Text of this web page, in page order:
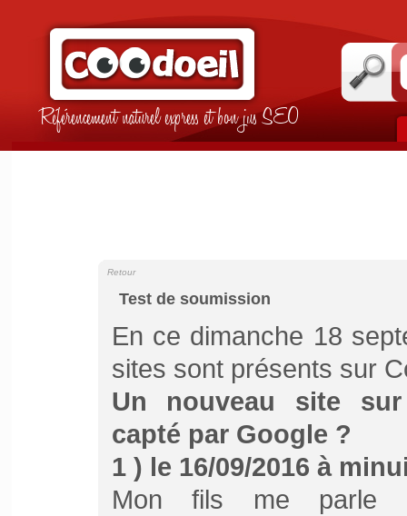
Référencement naturel express et bon jus SEO
Test de soumission
Retour
En ce dimanche 18
sites sont présents sur
Un nouveau site
capté par Google ?
1 ) le 16/09/2016 à
Mon fils me